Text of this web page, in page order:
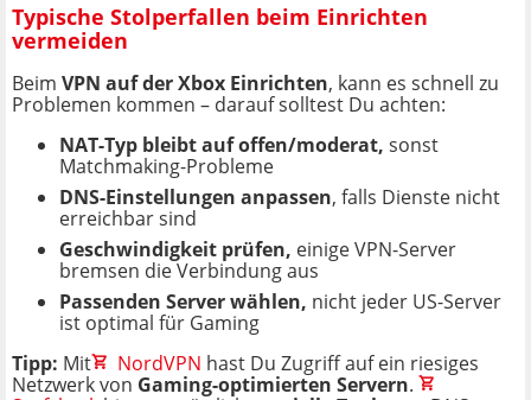
Typische Stolperfallen beim Einrichten
vermeiden
Beim VPN auf der Xbox Einrichten, kann es schnell zu
Problemen kommen – darauf solltest Du achten:
NAT-Typ bleibt auf offen/moderat, sonst
Matchmaking-Probleme
DNS-Einstellungen anpassen, falls Dienste nicht
erreichbar sind
Geschwindigkeit prüfen, einige VPN-Server
bremsen die Verbindung aus
Passenden Server wählen, nicht jeder US-Server
ist optimal für Gaming
Tipp: Mit NordVPN hast Du Zugriff auf ein riesiges
Netzwerk von Gaming-optimierten Servern.